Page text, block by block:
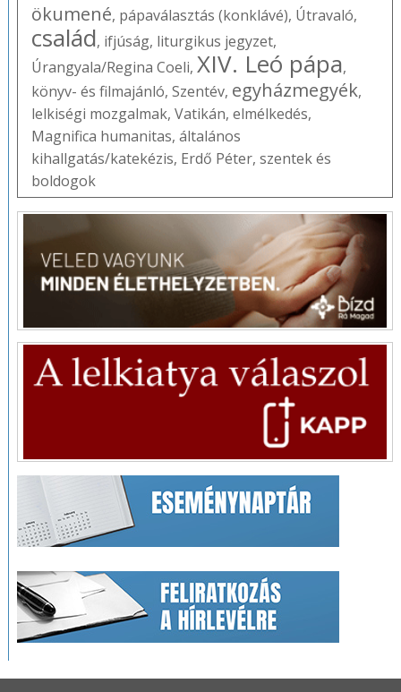
ökumené, pápaválasztás (konklávé), Útravaló,
család, ifjúság, liturgikus jegyzet,
Úrangyala/Regina Coeli, XIV. Leó pápa,
könyv- és filmajánló, Szentév, egyházmegyék,
lelkiségi mozgalmak, Vatikán, elmélkedés,
Magnifica humanitas, általános
kihallgatás/katekézis, Erdő Péter, szentek és
boldogok